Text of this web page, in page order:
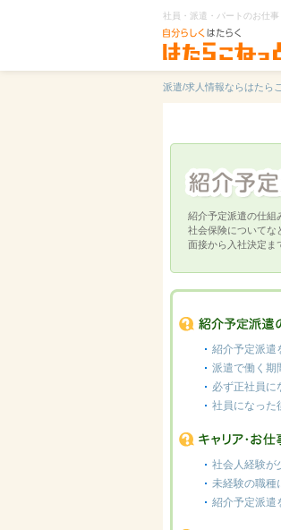
社員・派遣・パートのお仕
派遣/求人情報ならはたら
紹介予定派遣の仕組
社会保険についてな
面接から入社決定ま
紹介予定派遣
派遣で働く期
必ず正社員に
社員になった
社会人経験が
未経験の職種
紹介予定派遣